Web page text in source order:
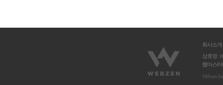
회사소개
상호명 :
웹마스
Webzen